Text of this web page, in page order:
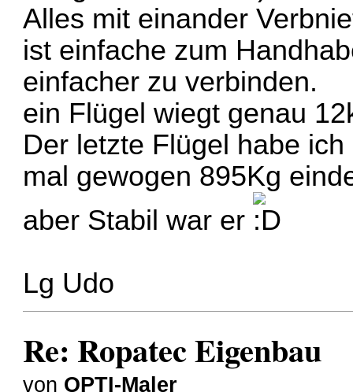
Alles mit einander
ist einfache zum
einfacher zu verbinden.
ein Flügel wiegt genau
Der letzte Flügel habe
mal gewogen 895Kg
aber Stabil war er
Lg Udo
Re: Ropatec Eigenbau
von OPTI-Maler